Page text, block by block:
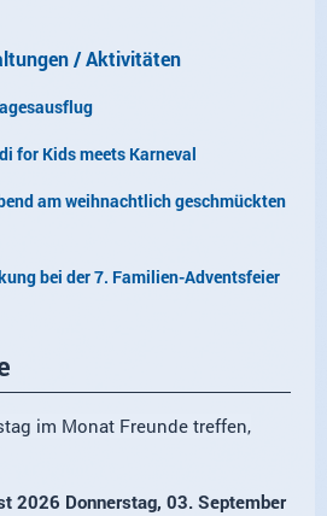
/ Aktivitäten
for Kids meets Karneval
am weihnachtlich geschmückten
bei der 7. Familien-Adventsfeier
im Monat Freunde treffen,
2026 Donnerstag, 03. September